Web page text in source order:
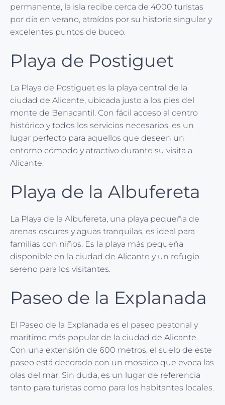
permanente, la isla recibe cerca de 4000 turistas
por día en verano, atraídos por su historia singular y
excelentes puntos de buceo.
Playa de Postiguet
La Playa de Postiguet es la playa central de la
ciudad de Alicante, ubicada justo a los pies del
monte de Benacantil. Con fácil acceso al centro
histórico y todos los servicios necesarios, es un
lugar perfecto para aquellos que deseen un
entorno cómodo y atractivo durante su visita a
Alicante.
Playa de la Albufereta
La Playa de la Albufereta, una playa pequeña de
arenas oscuras y aguas tranquilas, es ideal para
familias con niños. Es la playa más pequeña
disponible en la ciudad de Alicante y un refugio
sereno para los visitantes.
Paseo de la Explanada
El Paseo de la Explanada es el paseo peatonal y
marítimo más popular de la ciudad de Alicante.
Con una extensión de 600 metros, el suelo de este
paseo está decorado con un mosaico que evoca las
olas del mar. Sin duda, es un lugar de referencia
tanto para turistas como para los habitantes locales.